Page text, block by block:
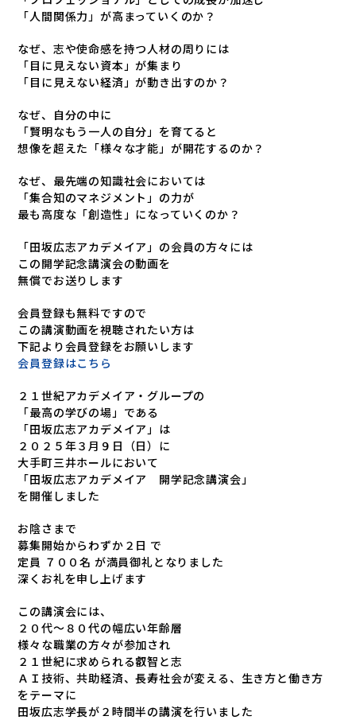
「人間関係力」が高まっていくのか？
なぜ、志や使命感を持つ人材の周りには
「目に見えない資本」が集まり
「目に見えない経済」が動き出すのか？
なぜ、自分の中に
「賢明なもう一人の自分」を育てると
想像を超えた「様々な才能」が開花するのか？
なぜ、最先端の知識社会においては
「集合知のマネジメント」の力が
最も高度な「創造性」になっていくのか？
「田坂広志アカデメイア」の会員の方々には
この開学記念講演会の動画を
無償でお送りします
会員登録も無料ですので
この講演動画を視聴されたい方は
下記より会員登録をお願いします
会員登録はこちら
２１世紀アカデメイア・グループの
「最高の学びの場」である
「田坂広志アカデメイア」は
２０２５年３月９日（日）に
大手町三井ホールにおいて
「田坂広志アカデメイア 開学記念講演会」
を開催しました
お陰さまで
募集開始からわずか２日 で
定員 ７００名 が満員御礼となりました
深くお礼を申し上げます
この講演会には、
２０代～８０代の幅広い年齢層
様々な職業の方々が参加され
２１世紀に求められる叡智と志
ＡＩ技術、共助経済、長寿社会が変える、生き方と働き方
をテーマに
田坂広志学長が２時間半の講演を行いました